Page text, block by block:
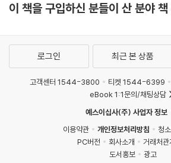
이 책을 구입하신 분들이 산 분야 책
로그인 최근 본 상품
고객센터 1544-3800 티켓 1544-6399
eBook 1:1문의/채팅상담
예스이십사(주) 사업자 정보
이용약관
개인정보처리방침
청
PC버전
회사소개
거래처관
도서홍보
광고